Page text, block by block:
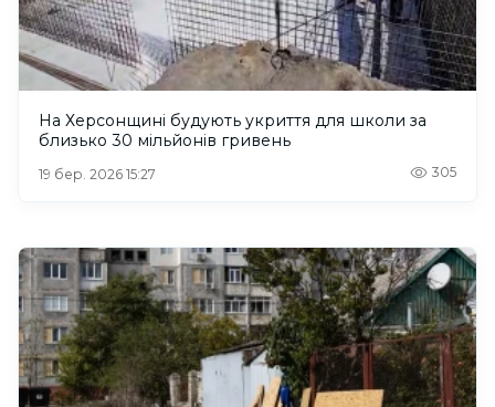
На Херсонщині будують укриття для школи за
близько 30 мільйонів гривень
19 бер. 2026 15:27 305